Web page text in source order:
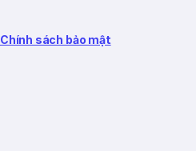
Chính sách bảo mật